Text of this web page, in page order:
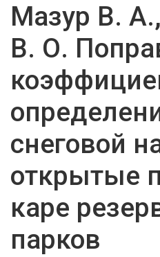
Мазур В.
В. О.
снеговой
открытые
каре
парков